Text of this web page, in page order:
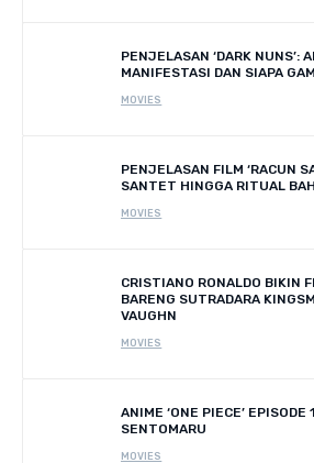
PENJELASAN ‘DARK NUNS’:
MANIFESTASI DAN SIAPA
MOVIES
PENJELASAN FILM ‘RACUN
SANTET HINGGA RITUAL
MOVIES
CRISTIANO RONALDO BIKIN
BARENG SUTRADARA
VAUGHN
MOVIES
ANIME ‘ONE PIECE’ EPISODE
SENTOMARU
MOVIES